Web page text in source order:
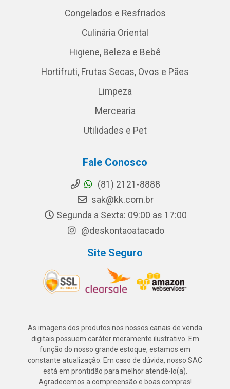
Congelados e Resfriados
Culinária Oriental
Higiene, Beleza e Bebê
Hortifruti, Frutas Secas, Ovos e Pães
Limpeza
Mercearia
Utilidades e Pet
Fale Conosco
(81) 2121-8888
sak@kk.com.br
Segunda a Sexta: 09:00 as 17:00
@deskontaoatacado
Site Seguro
As imagens dos produtos nos nossos canais de venda
digitais possuem caráter meramente ilustrativo. Em
função do nosso grande estoque, estamos em
constante atualização. Em caso de dúvida, nosso SAC
está em prontidão para melhor atendê-lo(a).
Agradecemos a compreensão e boas compras!